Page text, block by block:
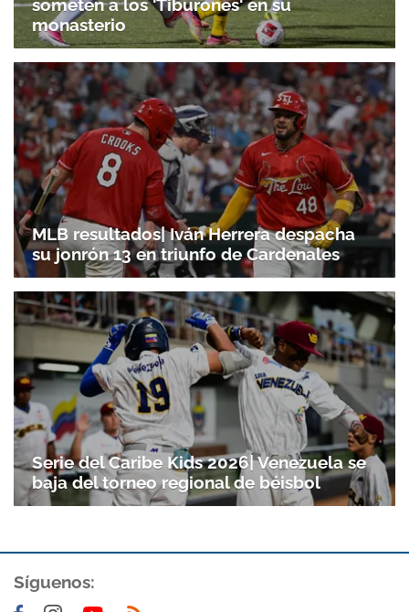
someten a los 'Tiburones' en su
monasterio
MLB resultados| Iván Herrera despacha
su jonrón 13 en triunfo de Cardenales
Serie del Caribe Kids 2026| Venezuela se
baja del torneo regional de béisbol
Síguenos: